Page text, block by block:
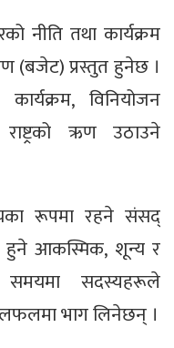
नीति तथा कार्यक्रम
(बजेट) प्रस्तुत हुनेछ ।
विनियोजन
ऋण उठाउने
रूपमा रहने संसद्
हुने आकस्मिक, शून्य र
समयमा सदस्यहरूले
भाग लिनेछन् ।